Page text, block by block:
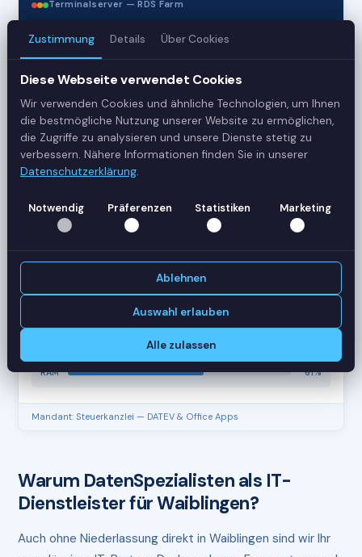
Terminalserver — RDS Farm
Server
42
Status
CPU
62%
CPU
45%
RAM
61%
Mandant: Steuerkanzlei — DATEV & Office Apps
Warum DatenSpezialisten als IT-
Dienstleister für Waiblingen?
Auch ohne Niederlassung direkt in Waiblingen sind wir Ihr
Zustimmung Details Über Cookies
Diese Webseite verwendet Cookies
Wir verwenden Cookies und ähnliche Technologien, um Ihnen
die bestmögliche Nutzung unserer Website zu ermöglichen,
die Zugriffe zu analysieren und unsere Dienste stetig zu
verbessern. Nähere Informationen finden Sie in unserer
Datenschutzerklärung.
Notwendig Präferenzen Statistiken Marketing
Ablehnen
Auswahl erlauben
Alle zulassen